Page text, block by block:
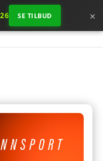
SE TILBUD ×